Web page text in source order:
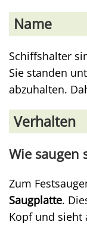
Name
Schiffshalter
Sie standen
abzuhalten.
Verhalten
Wie saugen
Zum
Saugplatte.
Kopf und sieht